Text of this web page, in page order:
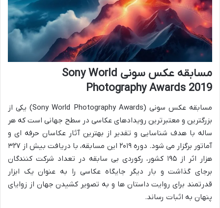
مسابقه عکس سونی Sony World
Photography Awards 2019
مسابقه عکس سونی (Sony World Photography Awards) یکی از
بزرگترین و معتبرترین رویدادهای عکاسی در سطح جهانی است که هر
ساله با هدف شناسایی و تقدیر از بهترین آثار عکاسان حرفه ای و
آماتور برگزار می شود. دوره ۲۰۱۹ این مسابقه، با دریافت بیش از ۳۲۷
هزار اثر از ۱۹۵ کشور، رکوردی بی سابقه در تعداد شرکت کنندگان
برجای گذاشت و بار دیگر جایگاه عکاسی را به عنوان یک ابزار
قدرتمند برای روایت داستان ها و به تصویر کشیدن جهان از زوایای
پنهان به اثبات رساند.